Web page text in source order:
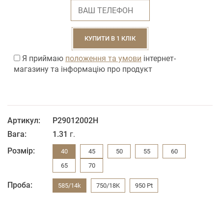
КУПИТИ В 1 КЛІК
Я приймаю положення та умови інтернет-
магазину та інформацію про продукт
Артикул:
Р29012002H
Вага:
1.31 г.
Розмір:
40 45 50 55
60
65
70
Проба: 585/14k 750/18K 950 Pt